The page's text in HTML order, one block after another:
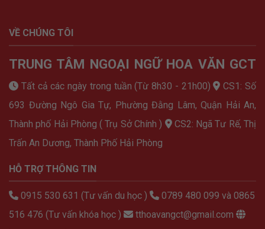
VỀ CHÚNG TÔI
TRUNG TÂM NGOẠI NGỮ HOA VĂN GCT
Tất cả các ngày trong tuần (Từ 8h30 - 21h00)
CS1: Số
693 Đường Ngô Gia Tự, Phường Đằng Lâm, Quận Hải An,
Thành phố Hải Phòng ( Trụ Sở Chính )
CS2: Ngã Tư Rế, Thị
Trấn An Dương, Thành Phố Hải Phòng
HỖ TRỢ THÔNG TIN
0915 530 631 (Tư vấn du học )
0789 480 099 và 0865
516 476 (Tư vấn khóa học )
tthoavangct@gmail.com